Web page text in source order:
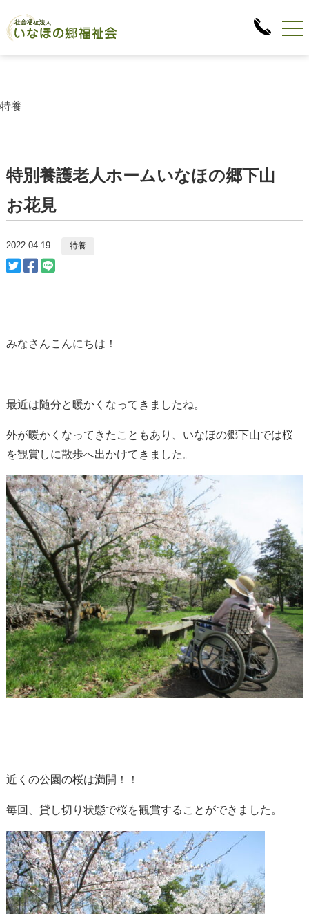
特養
特別養護老人ホームいなほの郷下山
お花見
2022-04-19 特養
みなさんこんにちは！
最近は随分と暖かくなってきましたね。
外が暖かくなってきたこともあり、いなほの郷下山では桜
を観賞しに散歩へ出かけてきました。
近くの公園の桜は満開！！
毎回、貸し切り状態で桜を観賞することができました。